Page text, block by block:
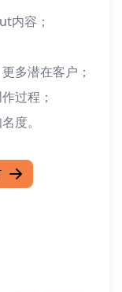
内容；
多潜在客户；
过程；
度。